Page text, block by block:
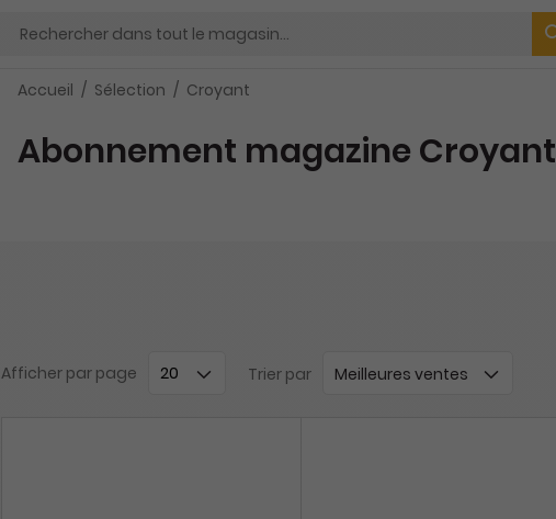
Chercher
Accueil Sélection Croyant
Abonnement magazine Croyant
Afficher par page Trier par